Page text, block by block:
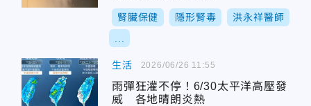
腎臟保健 隱形腎毒 洪永祥醫師
生活
雨彈狂灌不停！6/30太平洋高壓發
威 各地晴朗炎熱
2026/06/26 11:55